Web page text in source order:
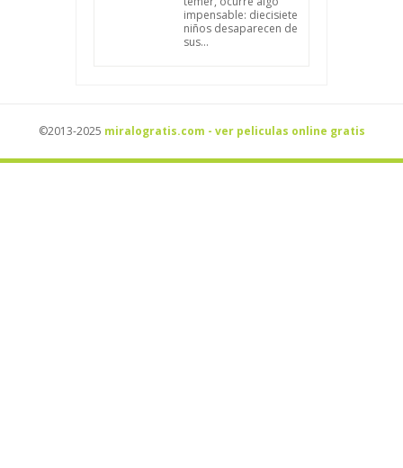
impensable: diecisiete
niños desaparecen de
sus...
©2013-2025 miralogratis.com - ver peliculas online gratis